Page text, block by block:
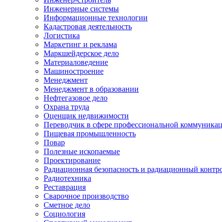
Инженерные системы
Информационные технологии
Кадастровая деятельность
Логистика
Маркетинг и реклама
Маркшейдерское дело
Материаловедение
Машиностроение
Менеджмент
Менеджмент в образовании
Нефтегазовое дело
Охрана труда
Оценщик недвижимости
Переводчик в сфере профессиональной
Пищевая промышленность
Повар
Полезные ископаемые
Проектирование
Радиационная безопасность и радиационный
Радиотехника
Реставрация
Сварочное производство
Сметное дело
Социология